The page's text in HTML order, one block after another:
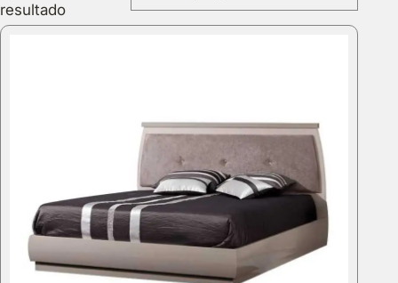
resultado